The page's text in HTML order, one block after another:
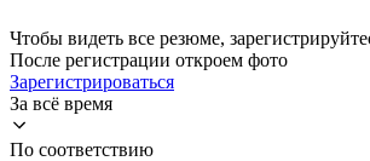
Чтобы видеть все резюме,
После регистрации откроем фото
Зарегистрироваться
За всё время
По соответствию